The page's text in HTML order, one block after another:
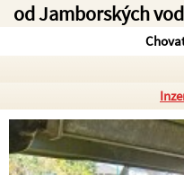
od Jamborských vod